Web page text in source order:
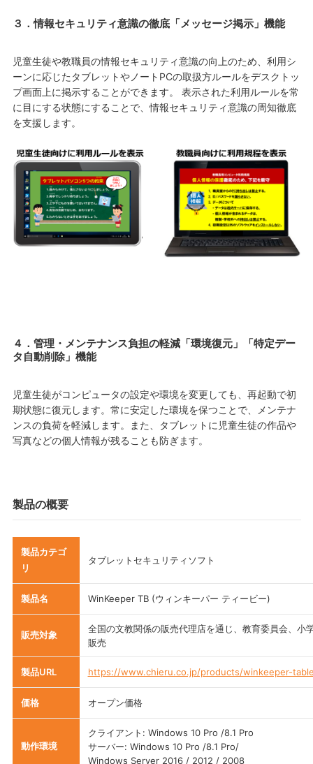
３．情報セキュリティ意識の徹底「メッセージ掲示」機能
児童生徒や教職員の情報セキュリティ意識の向上のため、利用シ
ーンに応じたタブレットやノートPCの取扱方ルールをデスクトッ
プ画面上に掲示することができます。 表示された利用ルールを常
に目にする状態にすることで、情報セキュリティ意識の周知徹底
を支援します。
４．管理・メンテナンス負担の軽減「環境復元」「特定デー
タ自動削除」機能
児童生徒がコンピュータの設定や環境を変更しても、再起動で初
期状態に復元します。常に安定した環境を保つことで、メンテナ
ンスの負荷を軽減します。また、タブレットに児童生徒の作品や
写真などの個人情報が残ることも防ぎます。
製品の概要
製品カテゴ
リ
タブレットセキュリティソフト
製品名 WinKeeper TB (ウィンキーパー ティービー)
販売対象
全国の文教関係の販売代理店を通じ、教育委員会、小
販売
製品URL https://www.chieru.co.jp/products/winkeeper-
価格 オープン価格
動作環境
クライアント: Windows 10 Pro /8.1 Pro
サーバー: Windows 10 Pro /8.1 Pro/
Windows Server 2016 / 2012 / 2008